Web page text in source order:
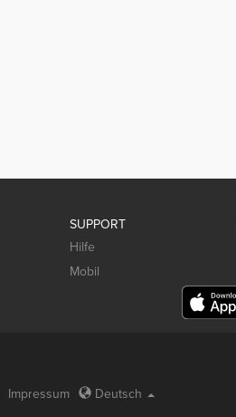
SUPPORT
Hilfe
Mobil
Impressum Deutsch